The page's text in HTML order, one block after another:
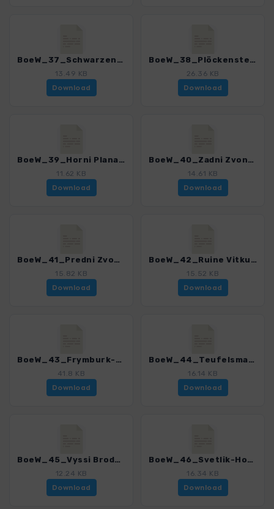
BoeW_37_Schwarzenberger Schwemmkanal.gpx
13.49 KB
Download
BoeW_38_Plöckensteinsee.gpx
26.36 KB
Download
BoeW_39_Horni Plana.gpx
11.62 KB
Download
BoeW_40_Zadni Zvonkova.gpx
14.61 KB
Download
BoeW_41_Predni Zvonkova.gpx
15.82 KB
Download
BoeW_42_Ruine Vitkuv Kamen.gpx
15.52 KB
Download
BoeW_43_Frymburk-Lipno.gpx
41.8 KB
Download
BoeW_44_Teufelsmauer.gpx
16.14 KB
Download
BoeW_45_Vyssi Brod_kleine Moldau.gpx
12.24 KB
Download
BoeW_46_Svetlik-Horice.gpx
16.34 KB
Download